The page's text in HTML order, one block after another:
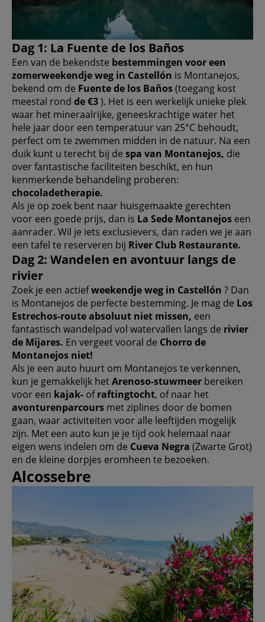
Dag 1: La Fuente de los Baños
Een van de bekendste bestemmingen voor een
zomerweekendje weg in Castellón is Montanejos,
bekend om de Fuente de los Baños(toegang kost
meestal rond de €3). Het is een werkelijk unieke plek
waar het mineraalrijke, geneeskrachtige water het
hele jaar door een temperatuur van 25°C behoudt,
perfect om te zwemmen midden in de natuur. Na een
duik kunt u terecht bij de spa van Montanejos, die
over fantastische faciliteiten beschikt, en hun
kenmerkende behandeling proberen:
chocoladetherapie.
Als je op zoek bent naar huisgemaakte gerechten
voor een goede prijs, dan is La Sede Montanejos een
aanrader. Wil je iets exclusievers, dan raden we je aan
een tafel te reserveren bij River Club Restaurante.
Dag 2: Wandelen en avontuur langs de
rivier
Zoek je een actiefweekendje weg in Castellón ? Dan
is Montanejos de perfecte bestemming. Je mag de Los
Estrechos-route absoluut niet missen, een
fantastisch wandelpad vol watervallen langs de rivier
de Mijares. En vergeet vooral de Chorro de
Montanejos niet!
Als je een auto huurt om Montanejos te verkennen,
kun je gemakkelijk hetArenoso-stuwmeer bereiken
voor een kajak- ofraftingtocht, of naar het
avonturenparcours met ziplines door de bomen
gaan, waar activiteiten voor alle leeftijden mogelijk
zijn. Met een auto kun je je tijd ook helemaal naar
eigen wens indelen om de Cueva Negra (Zwarte Grot)
en de kleine dorpjes eromheen te bezoeken.
Alcossebre